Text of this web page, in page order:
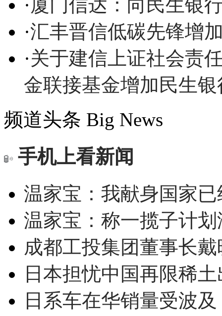
·厦门信达：向民生银
·汇丰晋信低碳先锋增
·关于建信上证社会责
金联接基金增加民生
频道头条 Big News
手机上看新闻
温家宝：我献身国家
温家宝：称一揽子计
成都工投集团董事长
日本担忧中国再限稀
日系车在华销量受波